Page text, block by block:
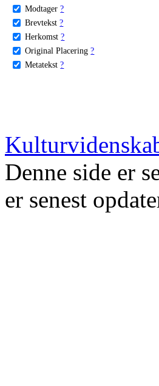
Modtager ?
Brevtekst ?
Herkomst ?
Original Placering ?
Metatekst ?
Denne side er
er senest